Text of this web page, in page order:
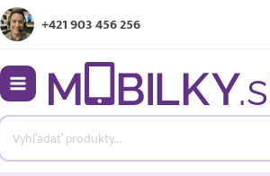
+421 903 456 256